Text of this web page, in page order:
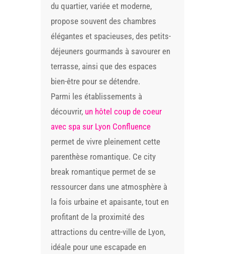
du quartier, variée et moderne,
propose souvent des chambres
élégantes et spacieuses, des petits-
déjeuners gourmands à savourer en
terrasse, ainsi que des espaces
bien-être pour se détendre.
Parmi les établissements à
découvrir, un hôtel coup de coeur
avec spa sur Lyon Confluence
permet de vivre pleinement cette
parenthèse romantique. Ce city
break romantique permet de se
ressourcer dans une atmosphère à
la fois urbaine et apaisante, tout en
profitant de la proximité des
attractions du centre-ville de Lyon,
idéale pour une escapade en